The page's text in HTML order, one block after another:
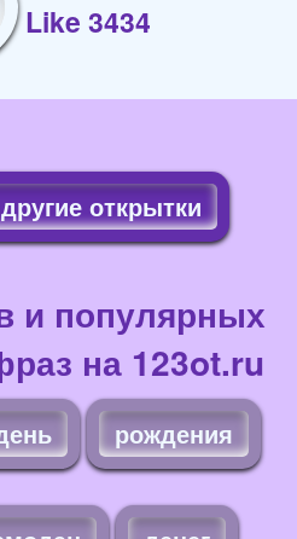
Like 3434
открытки
и популярных
на 123ot.ru
рождения